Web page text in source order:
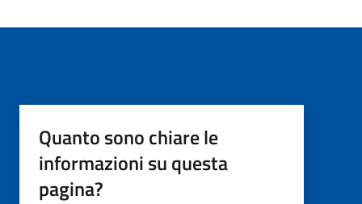
Quanto sono chiare le
informazioni su questa
pagina?